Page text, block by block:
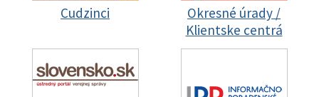
Cudzinci
Okresné úrady /
Klientske centrá